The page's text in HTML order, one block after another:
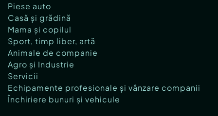
Piese auto
Casă și grădină
Mama și copilul
Sport, timp liber, artă
Animale de companie
Agro și Industrie
Servicii
Echipamente profesionale și vânzare companii
Închiriere bunuri și vehicule